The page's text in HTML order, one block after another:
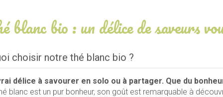
blanc bio : un délice de saveurs
choisir notre thé blanc bio ?
délice à savourer en solo ou à partager. Que du
blanc est un pur bonheur, son goût est remarquable à